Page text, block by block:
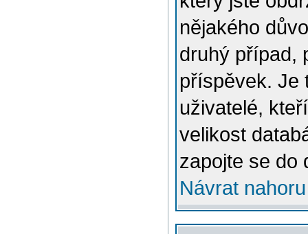
nějakého
druhý případ,
příspěvek. Je
uživatelé,
velikost
zapojte se do
Návrat nahoru